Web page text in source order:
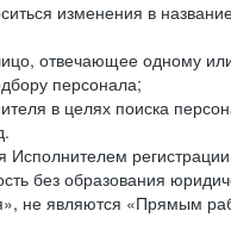
изменения в
отвечающее одному
персонала;
в целях поиска
без образования
не являются «Прямым